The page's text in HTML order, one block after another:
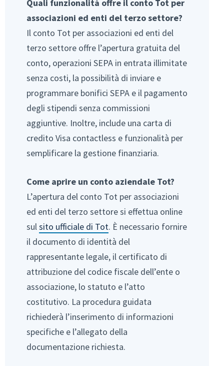
Quali funzionalità offre il conto Tot per
associazioni ed enti del terzo settore?
Il conto Tot per associazioni ed enti del
terzo settore offre l’apertura gratuita del
conto, operazioni SEPA in entrata illimitate
senza costi, la possibilità di inviare e
programmare bonifici SEPA e il pagamento
degli stipendi senza commissioni
aggiuntive. Inoltre, include una carta di
credito Visa contactless e funzionalità per
semplificare la gestione finanziaria.
Come aprire un conto aziendale Tot?
L’apertura del conto Tot per associazioni
ed enti del terzo settore si effettua online
sulsito ufficiale di Tot. È necessario fornire
il documento di identità del
rappresentante legale, il certificato di
attribuzione del codice fiscale dell’ente o
associazione, lo statuto e l’atto
costitutivo. La procedura guidata
richiederà l’inserimento di informazioni
specifiche e l’allegato della
documentazione richiesta.